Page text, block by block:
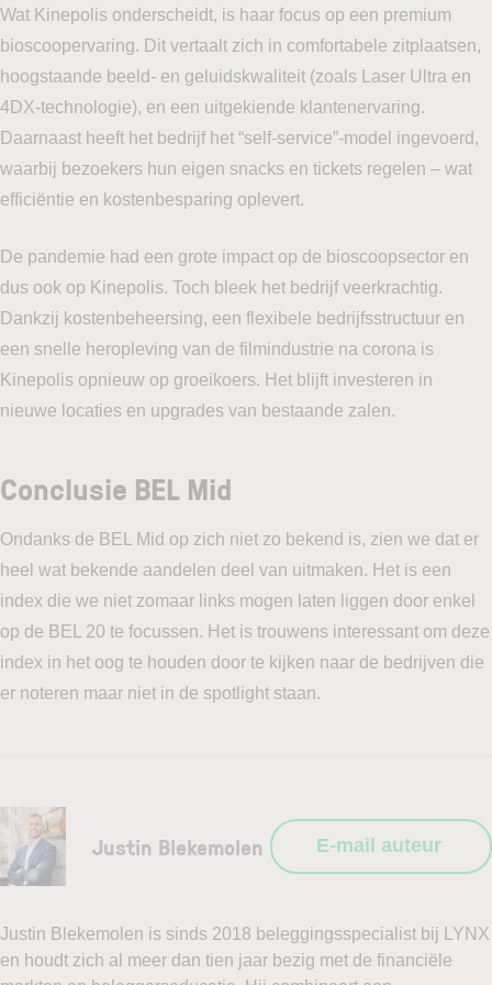
Wat Kinepolis onderscheidt, is haar focus op een premium
bioscoopervaring. Dit vertaalt zich in comfortabele zitplaatsen,
hoogstaande beeld- en geluidskwaliteit (zoals Laser Ultra en
4DX-technologie), en een uitgekiende klantenervaring.
Daarnaast heeft het bedrijf het “self-service”-model ingevoerd,
waarbij bezoekers hun eigen snacks en tickets regelen – wat
efficiëntie en kostenbesparing oplevert.
De pandemie had een grote impact op de bioscoopsector en
dus ook op Kinepolis. Toch bleek het bedrijf veerkrachtig.
Dankzij kostenbeheersing, een flexibele bedrijfsstructuur en
een snelle heropleving van de filmindustrie na corona is
Kinepolis opnieuw op groeikoers. Het blijft investeren in
nieuwe locaties en upgrades van bestaande zalen.
Conclusie BEL Mid
Ondanks de BEL Mid op zich niet zo bekend is, zien we dat er
heel wat bekende aandelen deel van uitmaken. Het is een
index die we niet zomaar links mogen laten liggen door enkel
op de BEL 20 te focussen. Het is trouwens interessant om deze
index in het oog te houden door te kijken naar de bedrijven die
er noteren maar niet in de spotlight staan.
Justin Blekemolen E-mail auteur
Justin Blekemolen is sinds 2018 beleggingsspecialist bij LYNX
en houdt zich al meer dan tien jaar bezig met de financiële